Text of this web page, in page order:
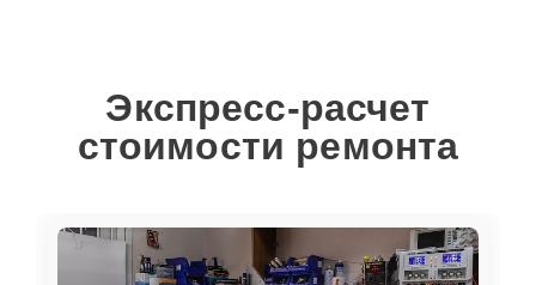
Экспресс-расчет
стоимости ремонта